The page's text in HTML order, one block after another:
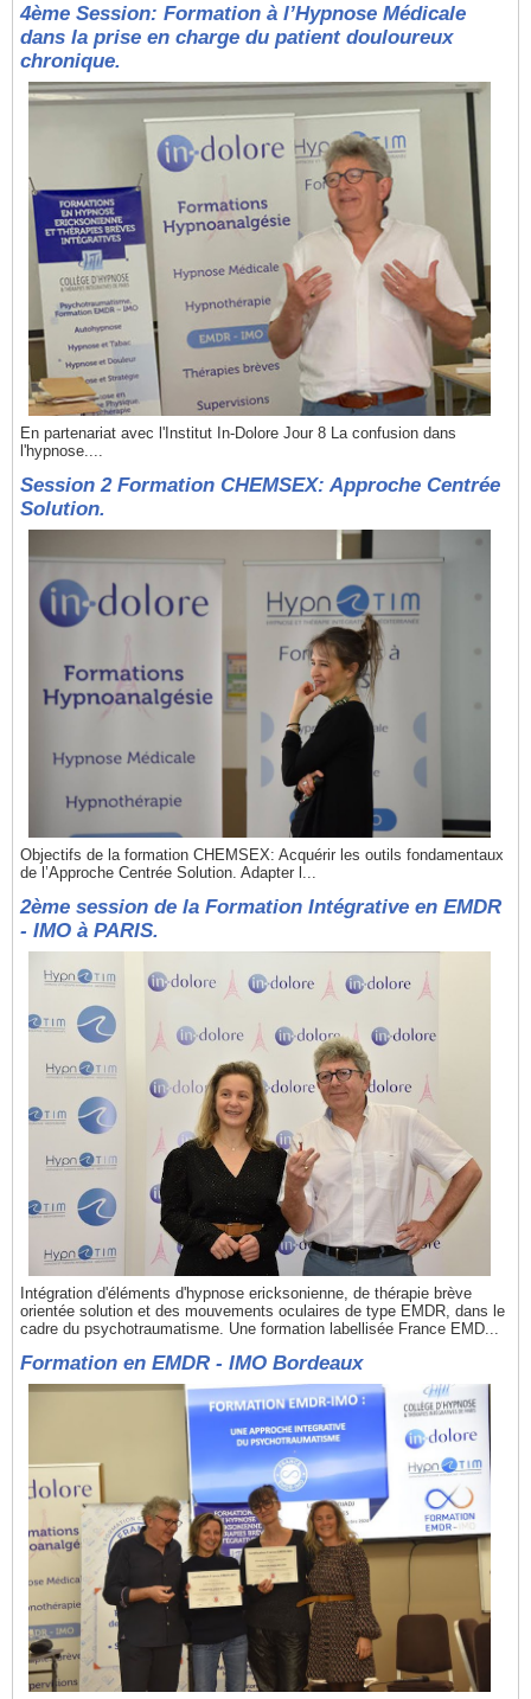
4ème Session: Formation à l’Hypnose Médicale
dans la prise en charge du patient douloureux
chronique.
En partenariat avec l'Institut In-Dolore Jour 8 La confusion dans
l'hypnose....
Session 2 Formation CHEMSEX: Approche Centrée
Solution.
Objectifs de la formation CHEMSEX: Acquérir les outils fondamentaux
de l’Approche Centrée Solution. Adapter l...
2ème session de la Formation Intégrative en EMDR
- IMO à PARIS.
Intégration d'éléments d'hypnose ericksonienne, de thérapie brève
orientée solution et des mouvements oculaires de type EMDR, dans le
cadre du psychotraumatisme. Une formation labellisée France EMD...
Formation en EMDR - IMO Bordeaux